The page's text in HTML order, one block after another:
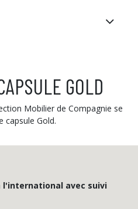
GOLD
Mobilier de Compagnie se
capsule Gold.
l'international avec suivi